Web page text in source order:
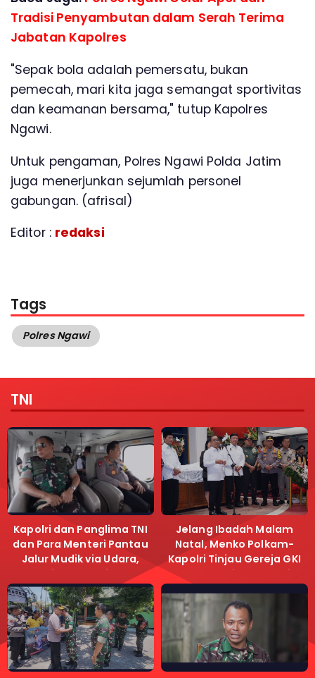
Tradisi Penyambutan dalam Serah Terima
Jabatan Kapolres
"Sepak bola adalah pemersatu, bukan
pemecah, mari kita jaga semangat sportivitas
dan keamanan bersama," tutup Kapolres
Ngawi.
Untuk pengaman, Polres Ngawi Polda Jatim
juga menerjunkan sejumlah personel
gabungan. (afrisal)
Editor : redaksi
Tags
Polres Ngawi
TNI
Kapolri dan Panglima TNI
dan Para Menteri Pantau
Jalur Mudik via Udara,
Pastikan Lalu Lintas
Lancar
Jelang Ibadah Malam
Natal, Menko Polkam-
Kapolri Tinjau Gereja GKI
Samanhudi dan Gereja
Immanuel